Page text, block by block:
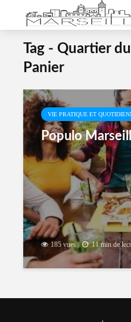
Tag - Quartier du
Panier
VIE PRATIQUE ET
Populo
185 vues 11 min de